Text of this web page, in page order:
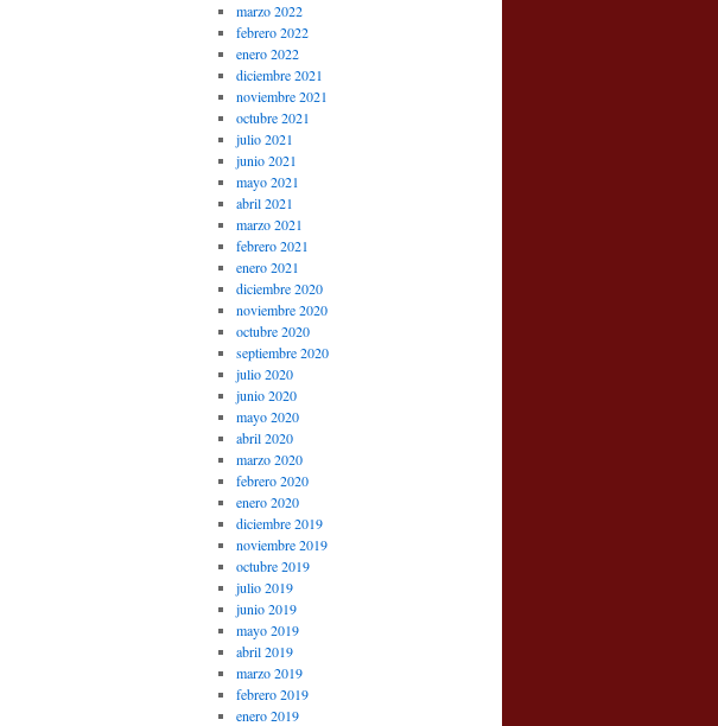
marzo 2022
febrero 2022
enero 2022
diciembre 2021
noviembre 2021
octubre 2021
julio 2021
junio 2021
mayo 2021
abril 2021
marzo 2021
febrero 2021
enero 2021
diciembre 2020
noviembre 2020
octubre 2020
septiembre 2020
julio 2020
junio 2020
mayo 2020
abril 2020
marzo 2020
febrero 2020
enero 2020
diciembre 2019
noviembre 2019
octubre 2019
julio 2019
junio 2019
mayo 2019
abril 2019
marzo 2019
febrero 2019
enero 2019